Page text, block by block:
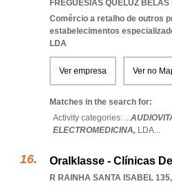
FREGUESIAS QUELUZ BELAS
Comércio a retalho de outros
estabelecimentos
LDA
Ver empresa Ver no
Matches in the search for:
Activity categories: ...
ELECTROMEDICINA, LDA...
Oralklasse - Clínicas
R RAINHA SANTA ISABEL